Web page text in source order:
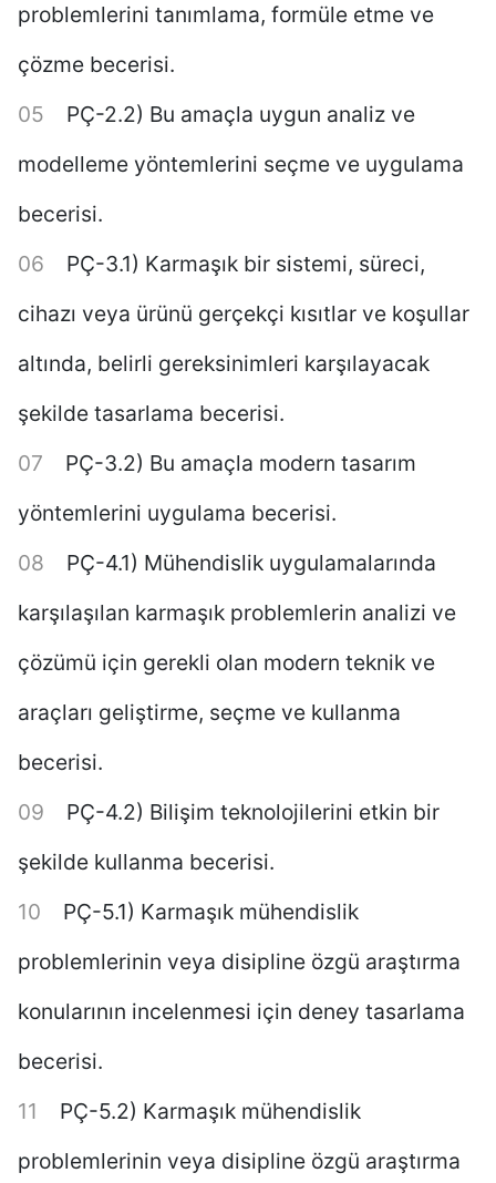
problemlerini tanımlama, formüle etme ve
çözme becerisi.
PÇ-2.2) Bu amaçla uygun analiz ve
modelleme yöntemlerini seçme ve uygulama
becerisi.
PÇ-3.1) Karmaşık bir sistemi, süreci,
cihazı veya ürünü gerçekçi kısıtlar ve koşullar
altında, belirli gereksinimleri karşılayacak
şekilde tasarlama becerisi.
PÇ-3.2) Bu amaçla modern tasarım
yöntemlerini uygulama becerisi.
PÇ-4.1) Mühendislik uygulamalarında
karşılaşılan karmaşık problemlerin analizi ve
çözümü için gerekli olan modern teknik ve
araçları geliştirme, seçme ve kullanma
becerisi.
PÇ-4.2) Bilişim teknolojilerini etkin bir
şekilde kullanma becerisi.
PÇ-5.1) Karmaşık mühendislik
problemlerinin veya disipline özgü araştırma
konularının incelenmesi için deney tasarlama
becerisi.
PÇ-5.2) Karmaşık mühendislik
problemlerinin veya disipline özgü araştırma